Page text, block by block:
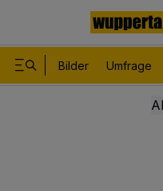
Bilder Umfrage